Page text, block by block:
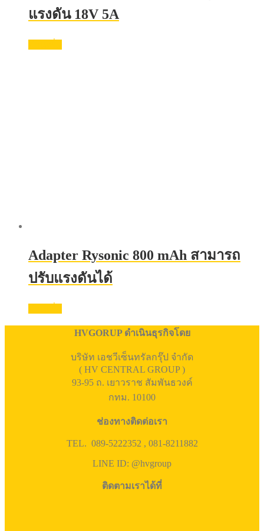
แรงดัน 18V 5A
Adapter Rysonic 800 mAh สามารถ
ปรับแรงดันได้
HVGORUP ดำเนินธุรกิจโดย
บริษัท เอชวีเซ็นทรัลกรุ๊ป จำกัด
( HV CENTRAL GROUP )
93-95 ถ. เยาวราช สัมพันธวงค์
กทม. 10100
ช่องทางติดต่อเรา
TEL. 089-5222352 , 081-8211882
LINE ID: @hvgroup
ติดตามเราได้ที่